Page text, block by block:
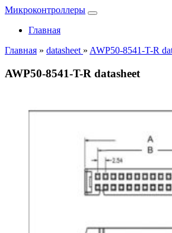
Микроконтроллеры
Главная
Главная » datasheet » AWP50-8541-T-R
AWP50-8541-T-R datasheet